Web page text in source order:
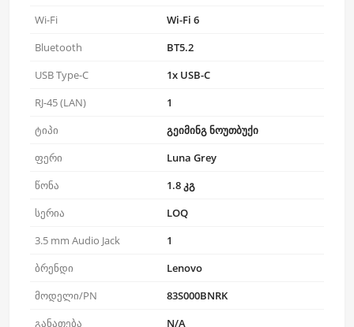
Wi-Fi
Wi-Fi 6
Bluetooth
BT5.2
USB Type-C
1x USB-C
RJ-45 (LAN)
1
ტიპი
გეიმინგ ნოუთბუქი
ფერი
Luna Grey
წონა
1.8 კგ
სერია
LOQ
3.5 mm Audio Jack
1
ბრენდი
Lenovo
მოდელი/PN
83S000BNRK
განათება
N/A